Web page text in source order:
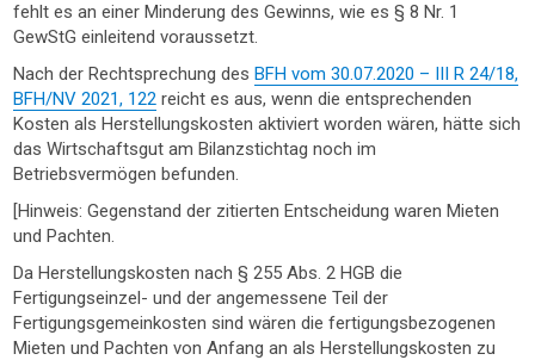
fehlt es an einer Minderung des Gewinns, wie es § 8 Nr. 1
GewStG einleitend voraussetzt.
Nach der Rechtsprechung desBFH vom 30.07.2020 – III R 24/18,
BFH/NV 2021, 122 reicht es aus, wenn die entsprechenden
Kosten als Herstellungskosten aktiviert worden wären, hätte sich
das Wirtschaftsgut am Bilanzstichtag noch im
Betriebsvermögen befunden.
[Hinweis: Gegenstand der zitierten Entscheidung waren Mieten
und Pachten.
Da Herstellungskosten nach § 255 Abs. 2 HGB die
Fertigungseinzel- und der angemessene Teil der
Fertigungsgemeinkosten sind wären die fertigungsbezogenen
Mieten und Pachten von Anfang an als Herstellungskosten zu